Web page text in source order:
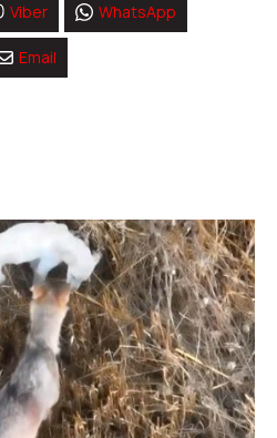
Viber WhatsApp
Email